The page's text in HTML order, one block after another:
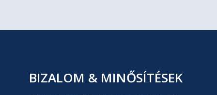
BIZALOM & MINŐSÍTÉSEK